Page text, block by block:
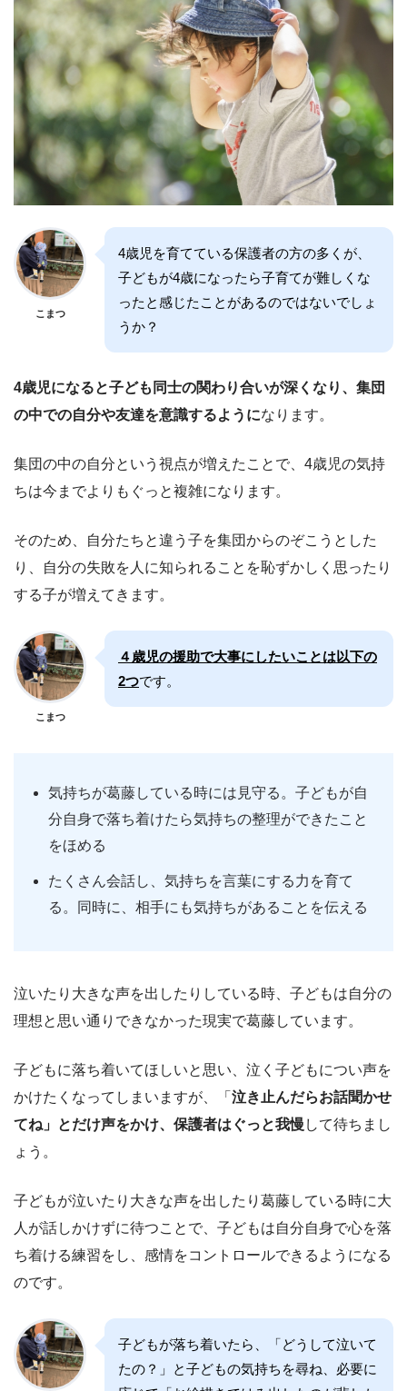
こまつ
4歳児を育てている保護者の方の多くが、
子どもが4歳になったら子育てが難しくな
ったと感じたことがあるのではないでしょ
うか？
4歳児になると子ども同士の関わり合いが深くなり、集団
の中での自分や友達を意識するようになります。
集団の中の自分という視点が増えたことで、4歳児の気持
ちは今までよりもぐっと複雑になります。
そのため、自分たちと違う子を集団からのぞこうとした
り、自分の失敗を人に知られることを恥ずかしく思ったり
する子が増えてきます。
こまつ
４歳児の援助で大事にしたいことは以下の
2つです。
気持ちが葛藤している時には見守る。子どもが自
分自身で落ち着けたら気持ちの整理ができたこと
をほめる
たくさん会話し、気持ちを言葉にする力を育て
る。同時に、相手にも気持ちがあることを伝える
泣いたり大きな声を出したりしている時、子どもは自分の
理想と思い通りできなかった現実で葛藤しています。
子どもに落ち着いてほしいと思い、泣く子どもについ声を
かけたくなってしまいますが、「 泣き止んだらお話聞かせ
てね」とだけ声をかけ、保護者はぐっと我慢 して待ちまし
ょう。
子どもが泣いたり大きな声を出したり葛藤している時に大
人が話しかけずに待つことで、子どもは自分自身で心を落
ち着ける練習をし、感情をコントロールできるようになる
のです。
子どもが落ち着いたら、「どうして泣いて
たの？」と子どもの気持ちを尋ね、必要に